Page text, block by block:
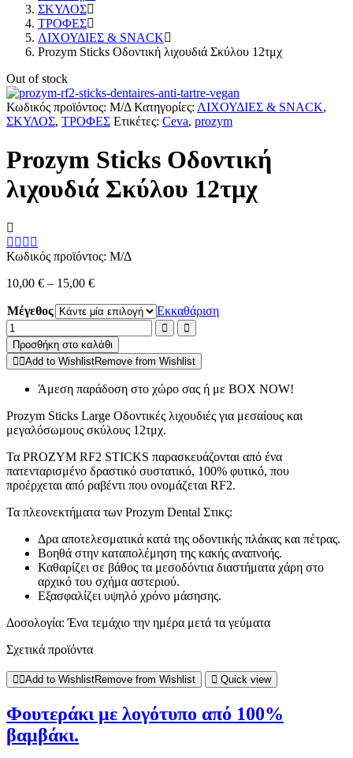
ΣΚΥΛΟΣ
ΤΡΟΦΕΣ
ΛΙΧΟΥΔΙΕΣ & SNACK
Prozym Sticks Οδοντική λιχουδιά Σκύλου 12τμχ
Out of stock
Κωδικός προϊόντος: Μ/Δ Κατηγορίες: ΛΙΧΟΥΔΙΕΣ & SNACK,
ΣΚΥΛΟΣ, ΤΡΟΦΕΣ Ετικέτες: Ceva, prozym
Prozym Sticks Οδοντική
λιχουδιά Σκύλου 12τμχ
Κωδικός προϊόντος: Μ/Δ
10,00 € – 15,00 €
Μέγεθος
Εκκαθάριση
Prozym
Sticks
Οδοντική
λιχουδιά
Σκύλου
ποσότητα
Προσθήκη στο καλάθι
Add to WishlistRemove from Wishlist
Άμεση παράδοση στο χώρο σας ή με BOX NOW!
Prozym Sticks Large Οδοντικές λιχουδιές για μεσαίους και
μεγαλόσωμους σκύλους 12τμχ.
Τα PROZYM RF2 STICKS παρασκευάζονται από ένα
πατενταρισμένο δραστικό συστατικό, 100% φυτικό, που
προέρχεται από ραβέντι που ονομάζεται RF2.
Τα πλεονεκτήματα των Prozym Dental Στικς:
Δρα αποτελεσματικά κατά της οδοντικής πλάκας και πέτρας.
Βοηθά στην καταπολέμηση της κακής αναπνοής.
Καθαρίζει σε βάθος τα μεσοδόντια διαστήματα χάρη στο
αρχικό του σχήμα αστεριού.
Εξασφαλίζει υψηλό χρόνο μάσησης.
Δοσολογία: Ένα τεμάχιο την ημέρα μετά τα γεύματα
Σχετικά προϊόντα
Add to WishlistRemove from Wishlist Quick view
Φουτεράκι με λογότυπο από 100%
βαμβάκι.